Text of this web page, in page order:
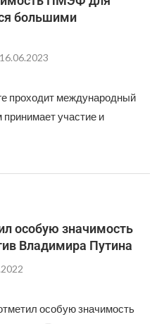
большими
16.06.2023
проходит международный
участие и
особую значимость
Владимира Путина
особую значимость